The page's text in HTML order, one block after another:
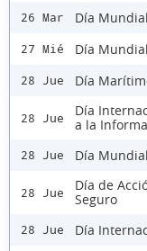
26 Mar Día
27 Mié Día
28 Jue Día
28 Jue
Día
a la
28 Jue Día
28 Jue
Día de
Seguro
28 Jue Día